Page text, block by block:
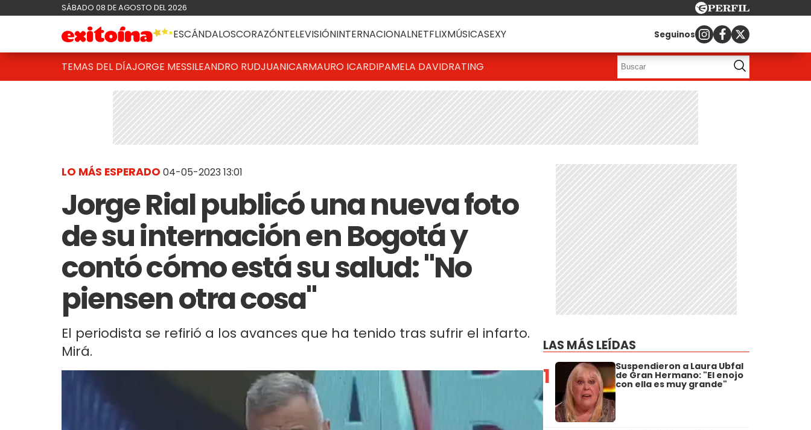
SÁBADO 08 DE AGOSTO DEL 2026
ESCÁNDALOSCORAZÓNTELEVISIÓNINTERNACIONALNETFLIXMÚSICASEXY Seguinos
TEMAS DEL DÍAJORGE MESSILEANDRO RUDJUANICARMAURO ICARDIPAMELA DAVIDRATING
LO MÁS ESPERADO 04-05-2023 13:01
Jorge Rial publicó una nueva foto
de su internación en Bogotá y
contó cómo está su salud: "No
piensen otra cosa"
El periodista se refirió a los avances que ha tenido tras sufrir el infarto.
Mirá.
LAS MÁS LEÍDAS
1 Suspendieron a Laura Ubfal
de Gran Hermano: "El enojo
con ella es muy grande"